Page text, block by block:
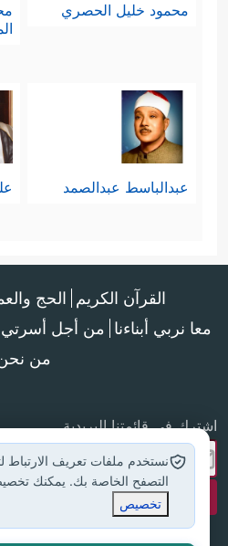
محمود خليل الحصري
عبدالباسط عبدالصمد
القرآن الكريم الحج
معا نربي أبناءنا من أجل أسرتي
من
اشترك في قائمتنا البريدية
نستخدم ملفات تعريف الارتباط
التصفح الخاصة بك. يمكنك
تخصيص